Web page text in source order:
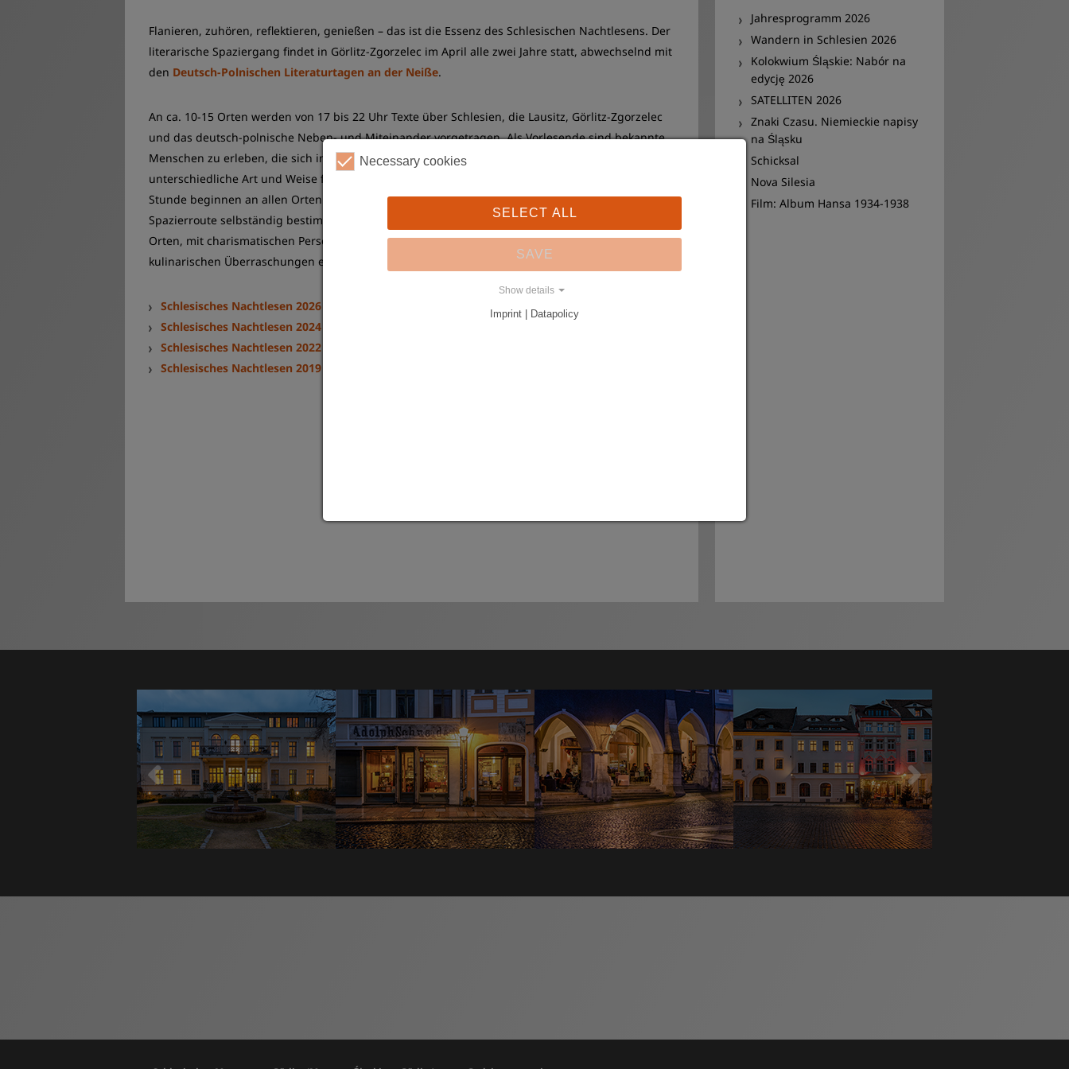
Flanieren, zuhören, reflektieren, genießen – das ist die Essenz des Schlesischen Nachtlesens. Der
literarische Spaziergang findet in Görlitz-Zgorzelec im April alle zwei Jahre statt, abwechselnd mit
den Deutsch-Polnischen Literaturtagen an der Neiße.
An ca. 10-15 Orten werden von 17 bis 22 Uhr Texte über Schlesien, die Lausitz, Görlitz-Zgorzelec
und das deutsch-polnische Neben- und Miteinander vorgetragen. Als Vorlesende sind bekannte
Menschen zu erleben, die sich im kulturellen, politischen und gesellschaftlichen Bereich auf
unterschiedliche Art und Weise für die Stadt und Region einsetzen. Jeweils zur vollen und halben
Stunde beginnen an allen Orten die ca. 15minütigen Auftritte. Das Publikum kann seine
Spazierroute selbständig bestimmen und einen unvergesslichen Abend an ungewöhnlichen
Orten, mit charismatischen Persönlichkeiten, inspirierenden Texten und manchmal auch mit
kulinarischen Überraschungen erleben.
Schlesisches Nachtlesen 2026
Schlesisches Nachtlesen 2024
Schlesisches Nachtlesen 2022
Schlesisches Nachtlesen 2019
Jahresprogramm 2026
Wandern in Schlesien 2026
Kolokwium Śląskie: Nabór na
edycję 2026
SATELLITEN 2026
Znaki Czasu. Niemieckie napisy
na Śląsku
Schicksal
Nova Silesia
Film: Album Hansa 1934-1938
Necessary cookies
SELECT ALL
SAVE
Show details
Imprint | Datapolicy